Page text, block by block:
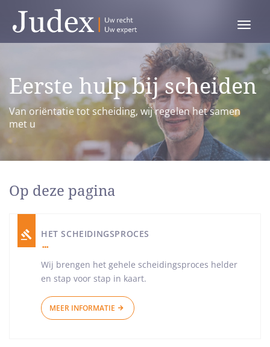
Toggle
Eerste hulp bij scheiden
Van oriëntatie tot scheiding, wij regelen het samen
met u
Op deze pagina
HET SCHEIDINGSPROCES
Wij brengen het gehele scheidingsproces helder
en stap voor stap in kaart.
MEER INFORMATIE